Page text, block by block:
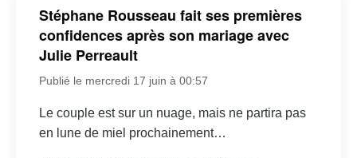
Stéphane Rousseau fait ses premières
confidences après son mariage avec
Julie Perreault
Publié le mercredi 17 juin à 00:57
Le couple est sur un nuage, mais ne partira pas
en lune de miel prochainement…